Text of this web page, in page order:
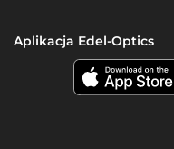
Aplikacja Edel-Optics